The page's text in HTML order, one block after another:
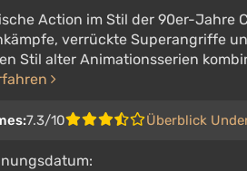
Action im Stil der 90er-Jahre
verrückte Superangriffe
Stil alter Animationsserien
7.3/10 Überblick